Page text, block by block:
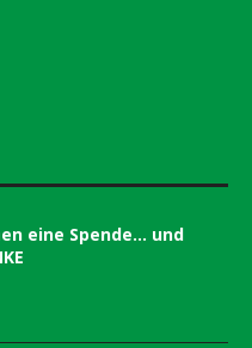
eine Spende… und